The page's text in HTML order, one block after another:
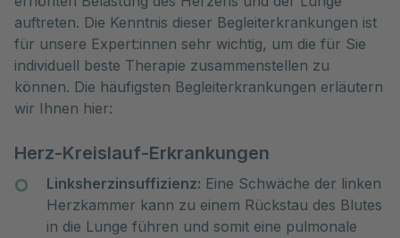
auftreten. Die Kenntnis dieser Begleiterkrankungen ist
für unsere Expert:innen sehr wichtig, um die für Sie
individuell beste Therapie zusammenstellen zu
können. Die häufigsten Begleiterkrankungen erläutern
wir Ihnen hier:
Herz-Kreislauf-Erkrankungen
Linksherzinsuffizienz: Eine Schwäche der linken
Herzkammer kann zu einem Rückstau des Blutes
in die Lunge führen und somit eine pulmonale